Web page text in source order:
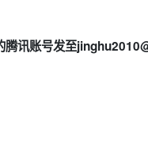
腾讯账号发至